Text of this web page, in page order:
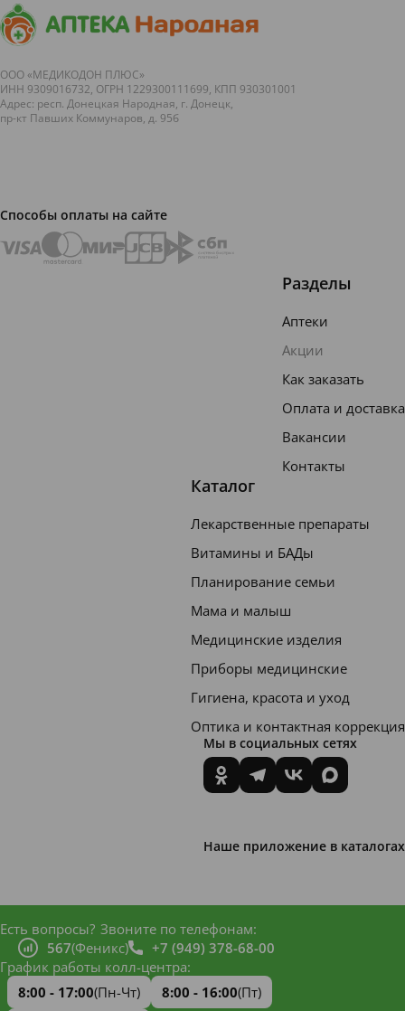
пятницам у
нас очень
&laquo;вкусная...
рекламу
любых
ООО «МЕДИКОДОН ПЛЮС»
ИНН 9309016732, ОГРН 1229300111699, КПП 930301001
Адрес: респ. Донецкая Народная, г. Донецк,
пр-кт Павших Коммунаров, д. 95б
Способы оплаты на сайте
Разделы
Аптеки
Акции
Как заказать
Оплата и доставка
Вакансии
Контакты
Каталог
Лекарственные препараты
Витамины и БАДы
Планирование семьи
Мама и малыш
Медицинские изделия
Приборы медицинские
Гигиена, красота и уход
Оптика и контактная коррекция
Мы в социальных сетях
Наше приложение в каталогах
Есть вопросы? Звоните по телефонам:
567(Феникс)
+7 (949) 378-68-00
График работы колл-центра:
8:00 - 17:00(Пн-Чт) 8:00 - 16:00(Пт)